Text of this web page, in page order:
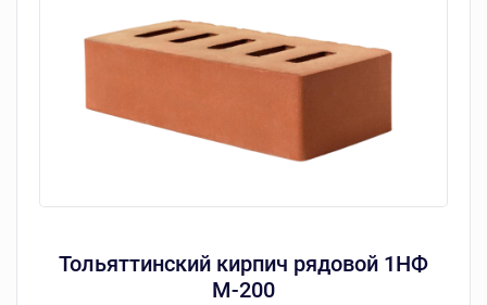
Тольяттинский кирпич рядовой 1НФ
М-200